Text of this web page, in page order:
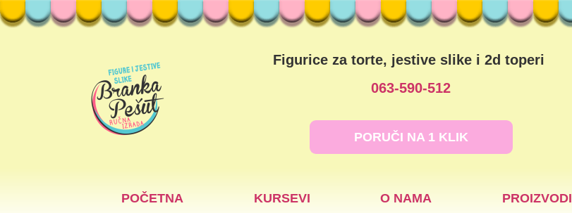
Figurice za torte, jestive slike i 2d toperi
063-590-512
PORUČI NA 1 KLIK
POČETNA KURSEVI O NAMA PROIZVODI